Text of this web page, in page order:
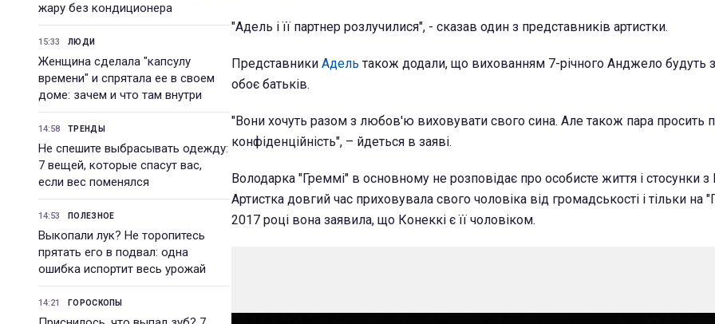
жару без кондиционера
15:33 ЛЮДИ
Женщина сделала "капсулу
времени" и спрятала ее в своем
доме: зачем и что там внутри
14:58 ТРЕНДЫ
Не спешите выбрасывать одежду:
7 вещей, которые спасут вас,
если вес поменялся
14:53 ПОЛЕЗНОЕ
Выкопали лук? Не торопитесь
прятать его в подвал: одна
ошибка испортит весь урожай
14:21 ГОРОСКОПЫ
"Адель і її партнер розлучилися", - сказав один з представників артистки.
Представники Адель також додали, що вихованням 7-річного Анджело будуть
обоє батьків.
"Вони хочуть разом з любов'ю виховувати свого сина. Але також пара просить
конфіденційність", – йдеться в заяві.
Володарка "Греммі" в основному не розповідає про особисте життя і стосунки з
Артистка довгий час приховувала свого чоловіка від громадськості і тільки на
2017 році вона заявила, що Конеккі є її чоловіком.